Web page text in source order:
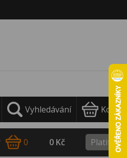
Vyhledávání Košík
0 0 Kč Platit